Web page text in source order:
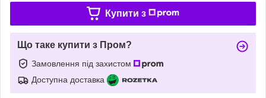
Купити з
Що таке купити з Пром?
Замовлення під захистом
Доступна доставка